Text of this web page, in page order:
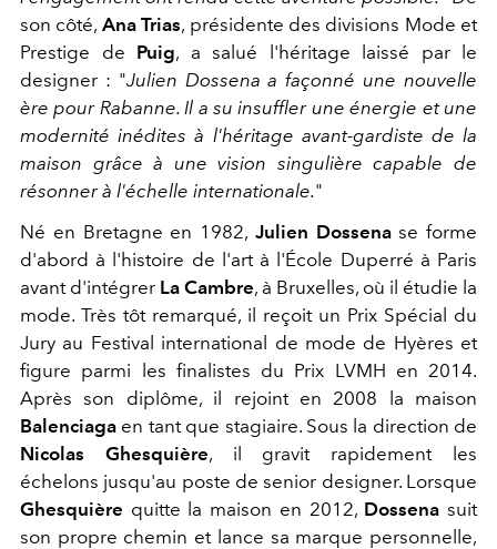
son côté, Ana Trias, présidente des divisions Mode et
Prestige de Puig, a salué l'héritage laissé par le
designer : "Julien Dossena a façonné une nouvelle
ère pour Rabanne. Il a su insuffler une énergie et une
modernité inédites à l'héritage avant-gardiste de la
maison grâce à une vision singulière capable de
résonner à l'échelle internationale."
Né en Bretagne en 1982, Julien Dossenase forme
d'abord à l'histoire de l'art à l'École Duperré à Paris
avant d'intégrer La Cambre, à Bruxelles, où il étudie la
mode. Très tôt remarqué, il reçoit un Prix Spécial du
Jury au Festival international de mode de Hyères et
figure parmi les finalistes du Prix LVMH en 2014.
Après son diplôme, il rejoint en 2008 la maison
Balenciaga en tant que stagiaire. Sous la direction de
Nicolas Ghesquière, il gravit rapidement les
échelons jusqu'au poste de senior designer. Lorsque
Ghesquière quitte la maison en 2012, Dossena suit
son propre chemin et lance sa marque personnelle,